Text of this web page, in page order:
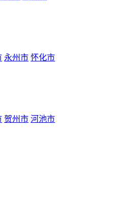
永州市 怀化市
贺州市 河池市